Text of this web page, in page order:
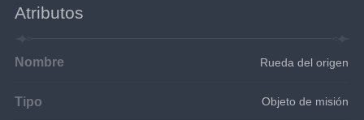
Atributos
Nombre Rueda del origen
Tipo Objeto de misión